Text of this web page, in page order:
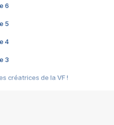
6
5
4
3
créatrices de la VF !